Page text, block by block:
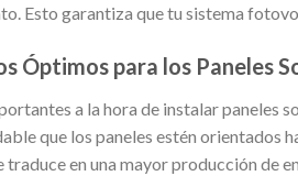
Esto garantiza que tu sistema
Óptimos para los Paneles
a la hora de instalar paneles
que los paneles estén orientados
traduce en una mayor producción de